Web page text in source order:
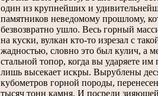
один из крупнейших и
памятников неведомому прошлому,
безвозвратно ушло. Весь горный
на куски, вулкан кто-то изрезал с
жадностью, словно это был кулич, а
стальной топор, когда вы ударяете им
лишь высекает искры. Вырублены
кубометров горной породы,
тысяч тонн камня. И посреди